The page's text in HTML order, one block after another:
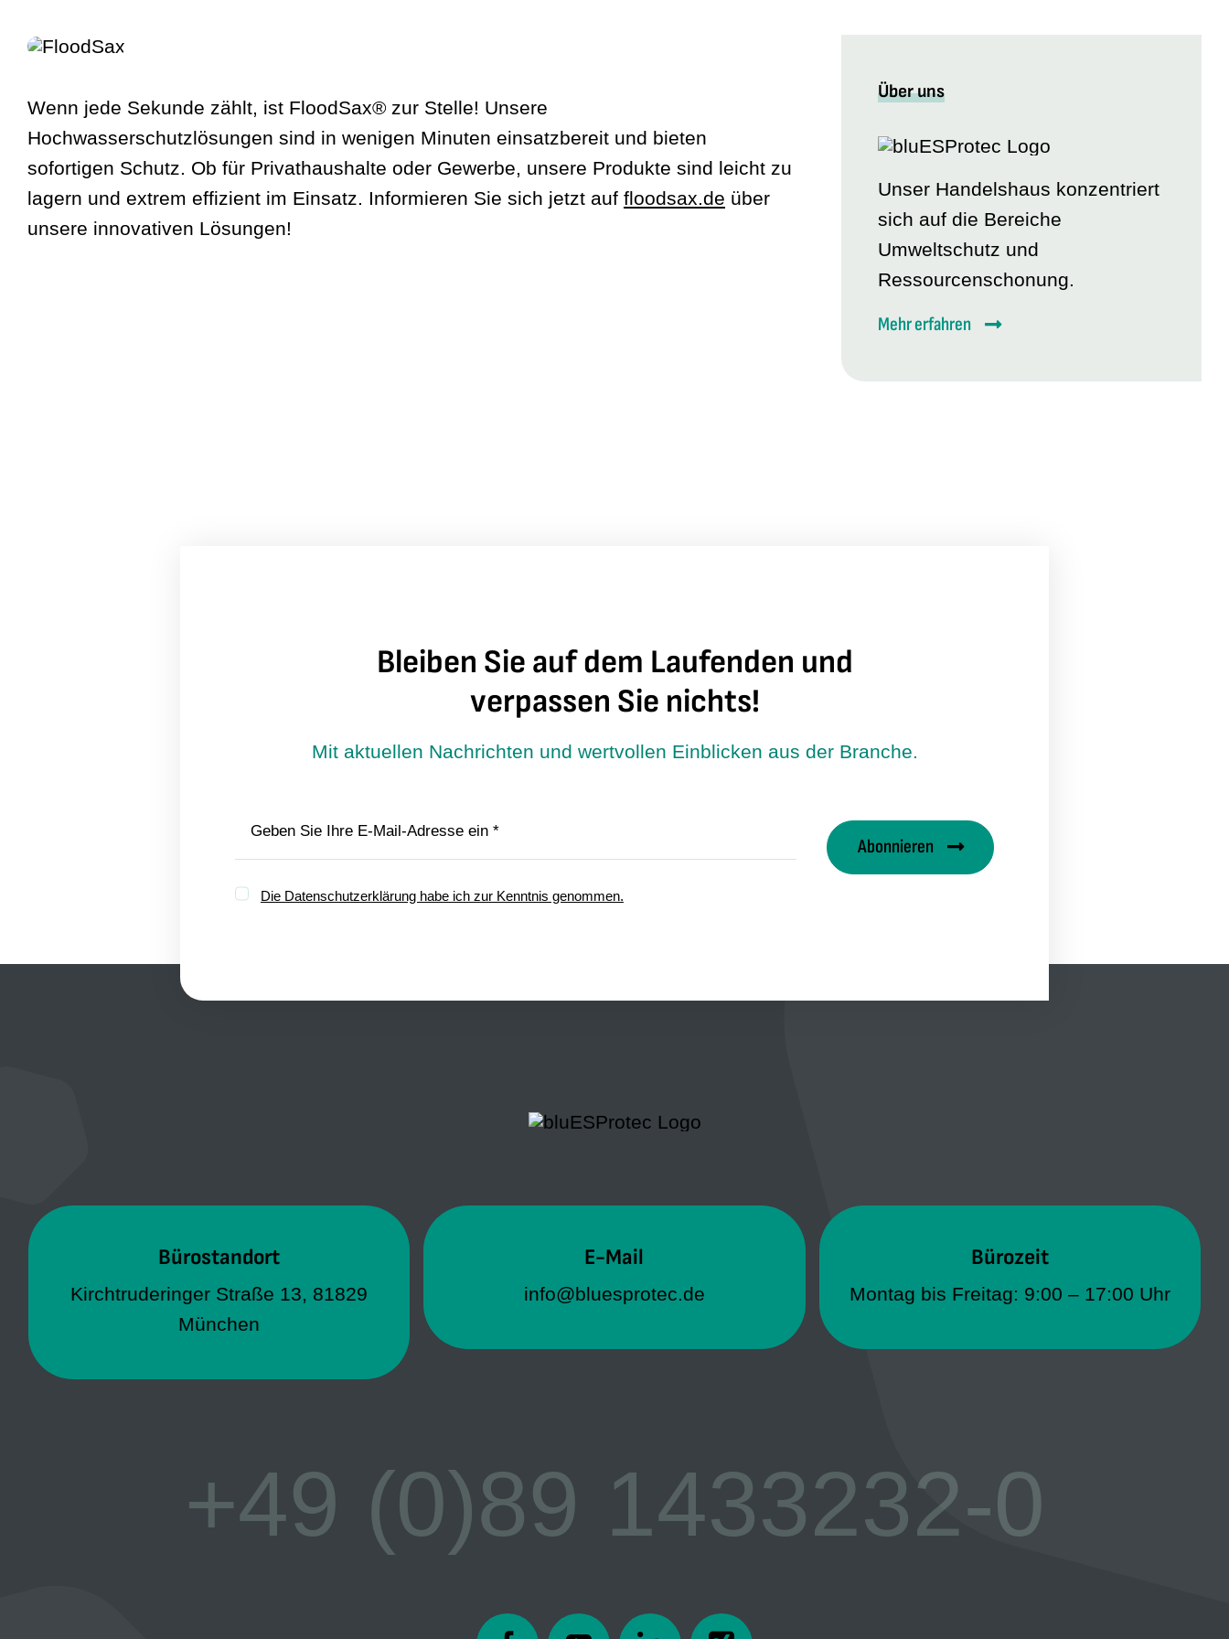
Wenn jede Sekunde zählt, ist FloodSax® zur Stelle! Unsere
Hochwasserschutzlösungen sind in wenigen Minuten einsatzbereit und bieten
sofortigen Schutz. Ob für Privathaushalte oder Gewerbe, unsere Produkte sind leicht zu
lagern und extrem effizient im Einsatz. Informieren Sie sich jetzt auf floodsax.de über
unsere innovativen Lösungen!
Über uns
Unser Handelshaus konzentriert
sich auf die Bereiche
Umweltschutz und
Ressourcenschonung.
Mehr erfahren
Bleiben Sie auf dem Laufenden und
verpassen Sie nichts!
Mit aktuellen Nachrichten und wertvollen Einblicken aus der Branche.
Die Datenschutzerklärung habe ich zur Kenntnis genommen.
Abonnieren
Bürostandort
Kirchtruderinger Straße 13, 81829
München
Bürostandort
Kirchtruderinger Straße 13, 81829
München
E-Mail
info@bluesprotec.de
E-Mail
info@bluesprotec.de
Bürozeit
Montag bis Freitag: 9:00 – 17:00 Uhr
Bürozeit
Montag bis Freitag: 9:00 – 17:00 Uhr
+49 (0)89 1433232-0